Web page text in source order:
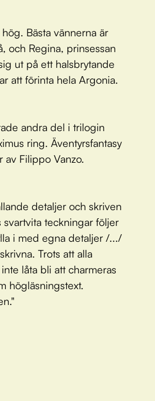
Bästa vännerna är
och Regina, prinsessan
ut på ett halsbrytande
att förinta hela Argonia.
andra del i trilogin
ring. Äventyrsfantasy
av Filippo Vanzo.
detaljer och skriven
svartvita teckningar följer
i med egna detaljer /.../
Trots att alla
låta bli att charmeras
högläsningstext.